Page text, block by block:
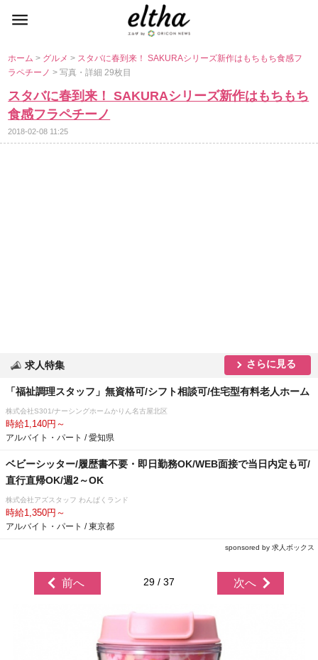
ホーム> グルメ> スタバに春到来！ SAKURAシリーズ新作はもちもち食感フ
ラペチーノ> 写真・詳細 29枚目
スタバに春到来！ SAKURAシリーズ新作はもちもち
食感フラペチーノ
2018-02-08 11:25
求人特集 さらに見る
「福祉調理スタッフ」無資格可/シフト相談可/住宅型有料老人ホーム
株式会社S301/ナーシングホームかりん名古屋北区
時給1,140円～
アルバイト・パート / 愛知県
ベビーシッター/履歴書不要・即日勤務OK/WEB面接で当日内定も可/
直行直帰OK/週2～OK
株式会社アズスタッフ わんぱくランド
時給1,350円～
アルバイト・パート / 東京都
sponsored by 求人ボックス
前へ 29 / 37 次へ